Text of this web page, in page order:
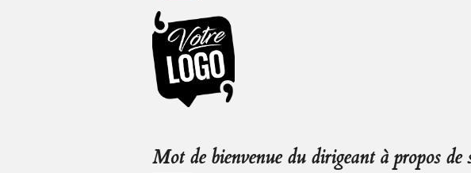
Mot de bienvenue du dirigeant à propos de